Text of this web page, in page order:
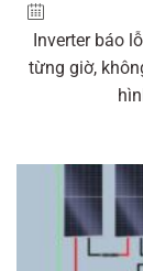
Inverter báo
từng giờ,